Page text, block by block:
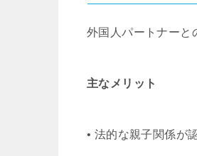
外国人パートナーと
主なメリット
• 法的な親子関係が